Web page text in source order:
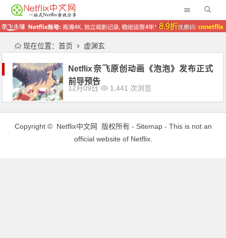
现在位置： 首页 虚渊玄
Netflix奈飞原创动画《泡泡》发布正式
前导预告
12月09日 1,441 次浏览
Copyright © Netflix中文网 版权所有 - Sitemap- This is not an
official website of Netflix.